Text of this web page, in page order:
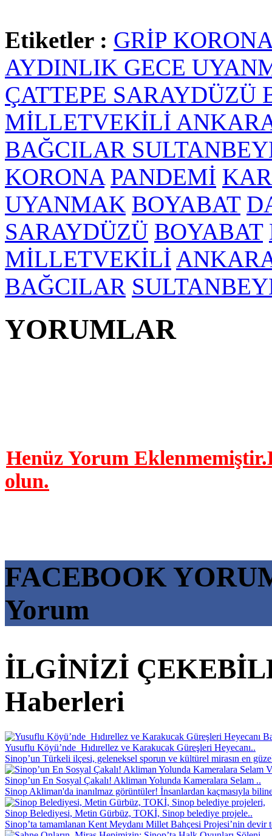
Etiketler : GRİP
AYDINLIK GECE
ÇATTEPE SARAYDÜZÜ
MİLLETVEKİLİ
BAĞCILAR
KORONA PANDEMİ
UYANMAK BOYABAT
SARAYDÜZÜ BOYABAT
MİLLETVEKİLİ
BAĞCILAR
YORUMLAR
Henüz Yorum
olun.
FACEBOOK
Yorum
İLGİNİZİ
Haberleri
Yusuflu Köyü’nde Hıdırellez ve Karakucak Güreşleri Heyecanı..
Sinop’un Türkeli ilçesi, geleneksel sporun ve kültürel mirasın en
Sinop’un En Sosyal Çakalı! Akliman Yolunda Kameralara Selam ..
Sinop Akliman'da inanılmaz görüntüler! İnsanlardan kaçmasıyla
Sinop Belediyesi, Metin Gürbüz, TOKİ, Sinop belediye projele..
Sinop’ta tamamlanan Kent Meydanı Millet Bahçesi Projesi’nin